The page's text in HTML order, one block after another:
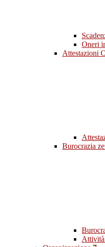
Oneri
Attestazioni
Burocrazia
Attività